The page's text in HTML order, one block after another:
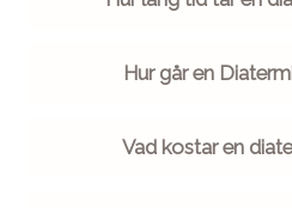
Hur går en
Vad kostar en